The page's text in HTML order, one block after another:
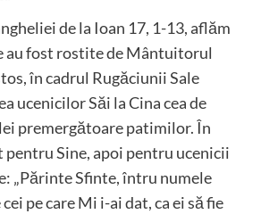
de la Ioan 17, 1-13, aflăm
au fost rostite de Mântuitorul
în cadrul Rugăciunii Sale
ucenicilor Săi la Cina cea de
premergătoare patimilor. În
pentru Sine, apoi pentru ucenicii
„Părinte Sfinte, întru numele
pe care Mi i-ai dat, ca ei să fie